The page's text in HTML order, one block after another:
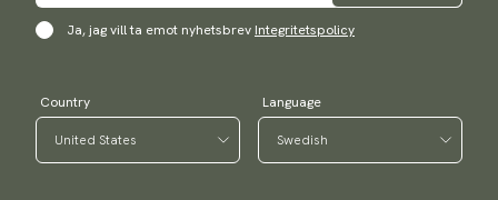
Ja, jag vill ta emot nyhetsbrev Integritetspolicy
Country Language